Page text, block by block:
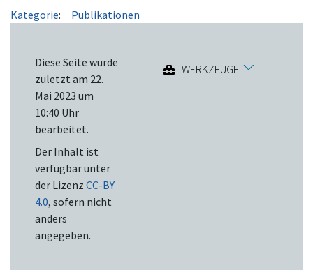
Kategorie: Publikationen
Diese Seite wurde
zuletzt am 22.
Mai 2023 um
10:40 Uhr
bearbeitet.
Der Inhalt ist
verfügbar unter
der Lizenz CC-BY
4.0, sofern nicht
anders
angegeben.
WERKZEUGE